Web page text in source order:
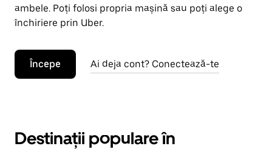
ambele. Poți folosi propria mașină sau poți alege o
închiriere prin Uber.
Începe Ai deja cont? Conectează-te
Destinații populare în